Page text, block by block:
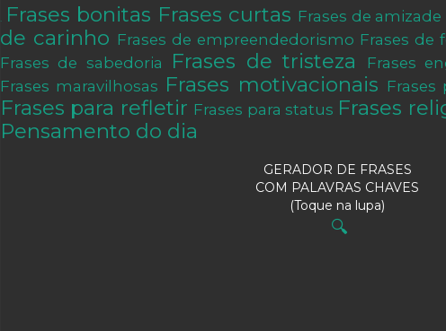
Frases bonitas Frases curtas Frases de amizade
de carinho Frases de empreendedorismo Frases de
Frases de sabedoria
Frases de tristeza Frases
Frases maravilhosas Frases motivacionais Frases
Frases para refletir Frases para status Frases
Pensamento do dia
GERADOR DE FRASES
COM PALAVRAS CHAVES
(Toque na lupa)
🔍